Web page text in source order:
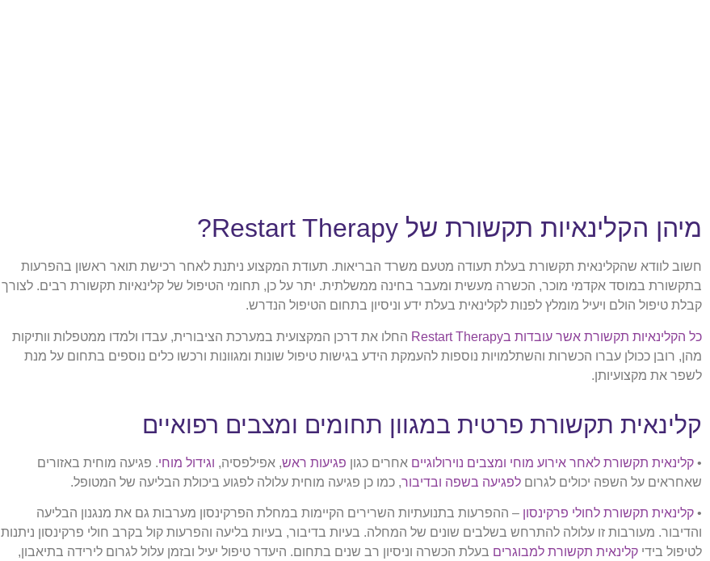
מיהן הקלינאיות תקשורת של Restart Therapy?
חשוב לוודא שהקלינאית תקשורת בעלת תעודה מטעם משרד הבריאות. תעודת המקצוע ניתנת לאחר רכישת תואר ראשון בהפרעות
בתקשורת במוסד אקדמי מוכר, הכשרה מעשית ומעבר בחינה ממשלתית. יתר על כן, תחומי הטיפול של קלינאיות תקשורת רבים. לצורך
קבלת טיפול הולם ויעיל מומלץ לפנות לקלינאית בעלת ידע וניסיון בתחום הטיפול הנדרש.
כל הקלינאיות תקשורת אשר עובדות בRestart Therapy
החלו את דרכן המקצועית במערכת הציבורית, עבדו ולמדו ממטפלות וותיקות
מהן, רובן ככולן עברו הכשרות והשתלמויות נוספות להעמקת הידע בגישות טיפול שונות ומגוונות ורכשו כלים נוספים בתחום על מנת
לשפר את מקצועיותן.
קלינאית תקשורת פרטית במגוון תחומים ומצבים רפואיים
• קלינאית תקשורת לאחר אירוע מוחי ומצבים נוירולוגיים אחרים כגון פגיעות ראש, אפילפסיה, וגידול מוחי. פגיעה מוחית באזורים
שאחראים על השפה יכולים לגרום לפגיעה בשפה ובדיבור, כמו כן פגיעה מוחית עלולה לפגוע ביכולת הבליעה של המטופל.
• קלינאית תקשורת לחולי פרקינסון – ההפרעות בתנועתיות השרירים הקיימות במחלת הפרקינסון מערבות גם את מנגנון הבליעה
והדיבור. מעורבות זו עלולה להתרחש בשלבים שונים של המחלה. בעיות בדיבור, בעיות בליעה והפרעות קול בקרב חולי פרקינסון ניתנות
לטיפול בידי קלינאית תקשורת למבוגרים בעלת הכשרה וניסיון רב שנים בתחום. היעדר טיפול יעיל ובזמן עלול לגרום לירידה בתיאבון,